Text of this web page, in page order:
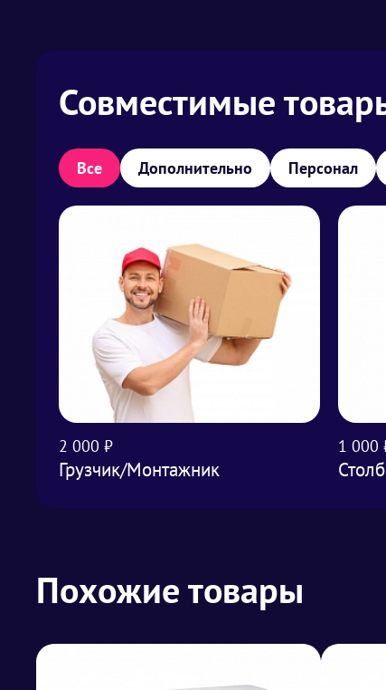
Совместимые
Все Дополнительно Персонал
2 000 ₽
Грузчик/Монтажник
1 000
Похожие товары